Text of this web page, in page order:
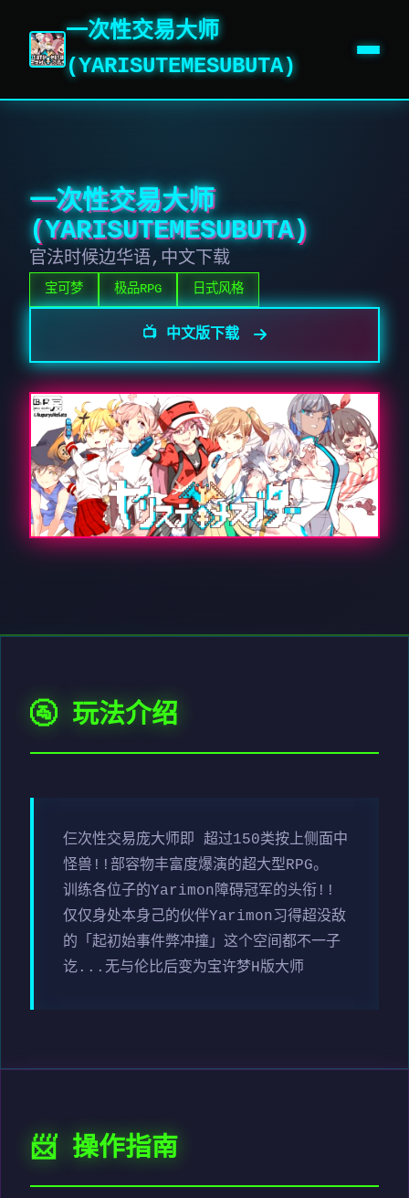
一次性交易大师
(YARISUTEMESUBUTA)
一次性交易大师
(YARISUTEMESUBUTA)
官法时候边华语,中文下载
宝可梦 极品RPG 日式风格
📺 中文版下载
🚰 玩法介绍
仨次性交易庞大师即 超过150类按上侧面中
怪兽!!部容物丰富度爆演的超大型RPG。
训练各位子的Yarimon障碍冠军的头衔!!
仅仅身处本身己的伙伴Yarimon习得超没敌
的「起初始事件弊冲撞」这个空间都不一子
讫...无与伦比后变为宝许梦H版大师
📨 操作指南